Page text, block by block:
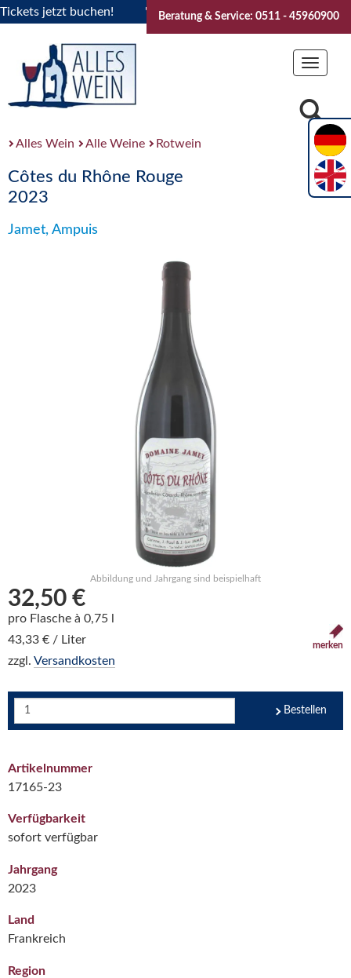
jetzt buchen! "Das Sommerfest 2026" Vive la
Beratung & Service: 0511 - 45960900
Toggle
Alles Wein Alle Weine Rotwein
Côtes du Rhône Rouge
2023
Jamet, Ampuis
Abbildung und Jahrgang sind beispielhaft
32,50 €
pro Flasche à 0,75 l
43,33 € / Liter
zzgl. Versandkosten
merken
Bestellen
Artikelnummer
17165-23
Verfügbarkeit
sofort verfügbar
Jahrgang
2023
Land
Frankreich
Region